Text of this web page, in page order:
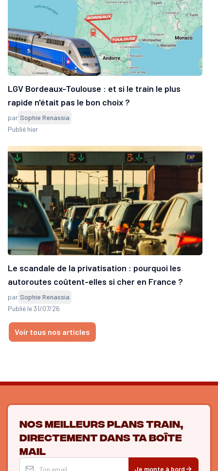
LGV Bordeaux-Toulouse : et si le train le plus
rapide n'était pas le bon choix ?
par Sophie Renassia
Publié hier
Le scandale de la privatisation : pourquoi les
autoroutes coûtent-elles si cher en France ?
par Sophie Renassia
Publié le 31/07/26
Voir tous nos articles
Nos meilleurs plans train,
directement dans ta boîte
mail
Je monte à bord